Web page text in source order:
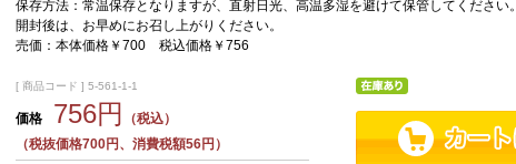
保存方法：常温保存となりますが、直射日光、高温多湿を避けて保管してください。
開封後は、お早めにお召し上がりください。
売価：本体価格￥700 税込価格￥756
[ 商品コード ] 5-561-1-1
価格 756円
（税込）
（税抜価格700円、消費税額56円）